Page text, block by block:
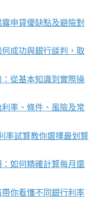
申貸優缺點及避險對
成功與銀行談判，取
從基本知識到實際操
率、條件、風險及常
率試算教你選擇最划算
如何精確計算每月還
你看懂不同銀行利率